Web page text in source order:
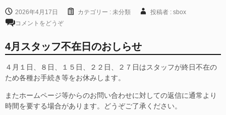
2026年4月17日 カテゴリー : 未分類
投稿者 : sbox
コメントをどうぞ
4月スタッフ不在日のおしらせ
４月１日、８日、１５日、２２日、２７日はスタッフが終日不在の
ため各種お手続き等をお休みします。
またホームページ等からのお問い合わせに対しての返信に通常より
時間を要する場合があります。どうぞご了承ください。